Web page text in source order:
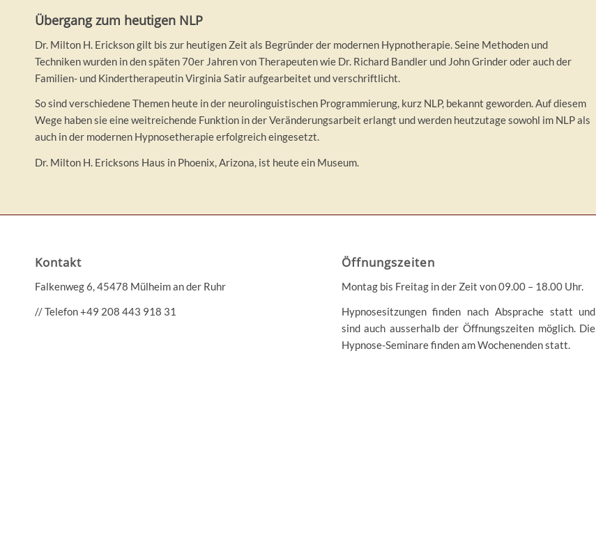
Übergang zum heutigen NLP
Dr. Milton H. Erickson gilt bis zur heutigen Zeit als Begründer der modernen Hypnotherapie. Seine Methoden und
Techniken wurden in den späten 70er Jahren von Therapeuten wie Dr. Richard Bandler und John Grinder oder auch der
Familien- und Kindertherapeutin Virginia Satir aufgearbeitet und verschriftlicht.
So sind verschiedene Themen heute in der neurolinguistischen Programmierung, kurz NLP, bekannt geworden. Auf diesem
Wege haben sie eine weitreichende Funktion in der Veränderungsarbeit erlangt und werden heutzutage sowohl im NLP als
auch in der modernen Hypnosetherapie erfolgreich eingesetzt.
Dr. Milton H. Ericksons Haus in Phoenix, Arizona, ist heute ein Museum.
Kontakt
Falkenweg 6, 45478 Mülheim an der Ruhr
// Telefon+49 208 443 918 31
Öffnungszeiten
Montag bis Freitag in der Zeit von 09.00 – 18.00 Uhr.
Hypnosesitzungen finden nach Absprache statt und
sind auch ausserhalb der Öffnungszeiten möglich. Die
Hypnose-Seminare finden am Wochenenden statt.